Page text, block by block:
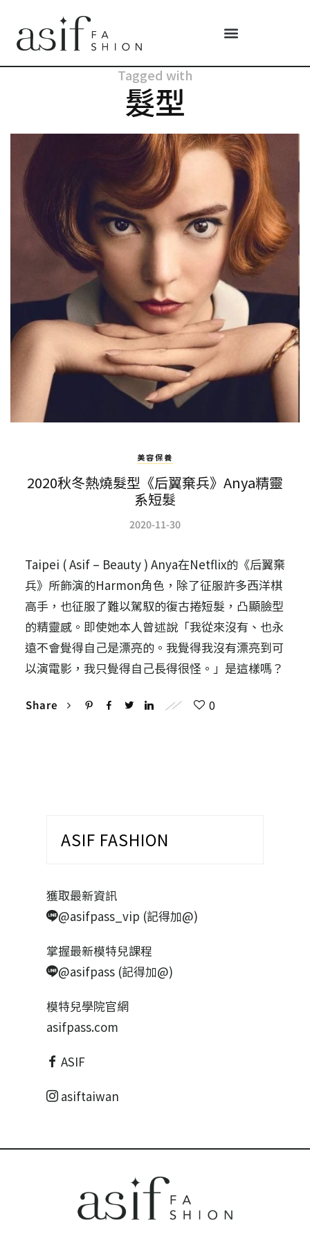
Tagged with
髮型
美容保養
2020秋冬熱燒髮型《后翼棄兵》Anya精靈
系短髮
2020-11-30
Taipei ( Asif – Beauty ) Anya在Netflix的《后翼棄
兵》所飾演的Harmon角色，除了征服許多西洋棋
高手，也征服了難以駕馭的復古捲短髮，凸顯臉型
的精靈感。即使她本人曾述說「我從來沒有、也永
遠不會覺得自己是漂亮的。我覺得我沒有漂亮到可
以演電影，我只覺得自己長得很怪。」是這樣嗎？
Share 0
ASIF FASHION
獲取最新資訊
@asifpass_vip (記得加@)
掌握最新模特兒課程
@asifpass (記得加@)
模特兒學院官網
asifpass.com
ASIF
asiftaiwan